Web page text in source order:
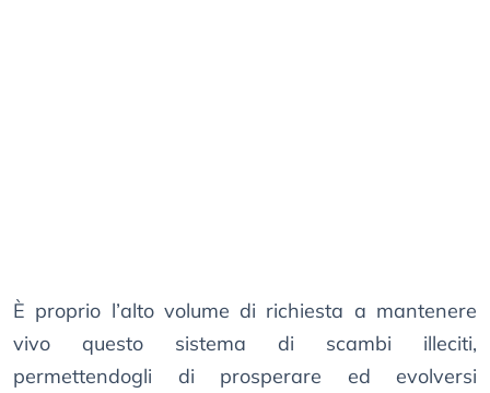
È proprio l’alto volume di richiesta a mantenere
vivo questo sistema di scambi illeciti,
permettendogli di prosperare ed evolversi